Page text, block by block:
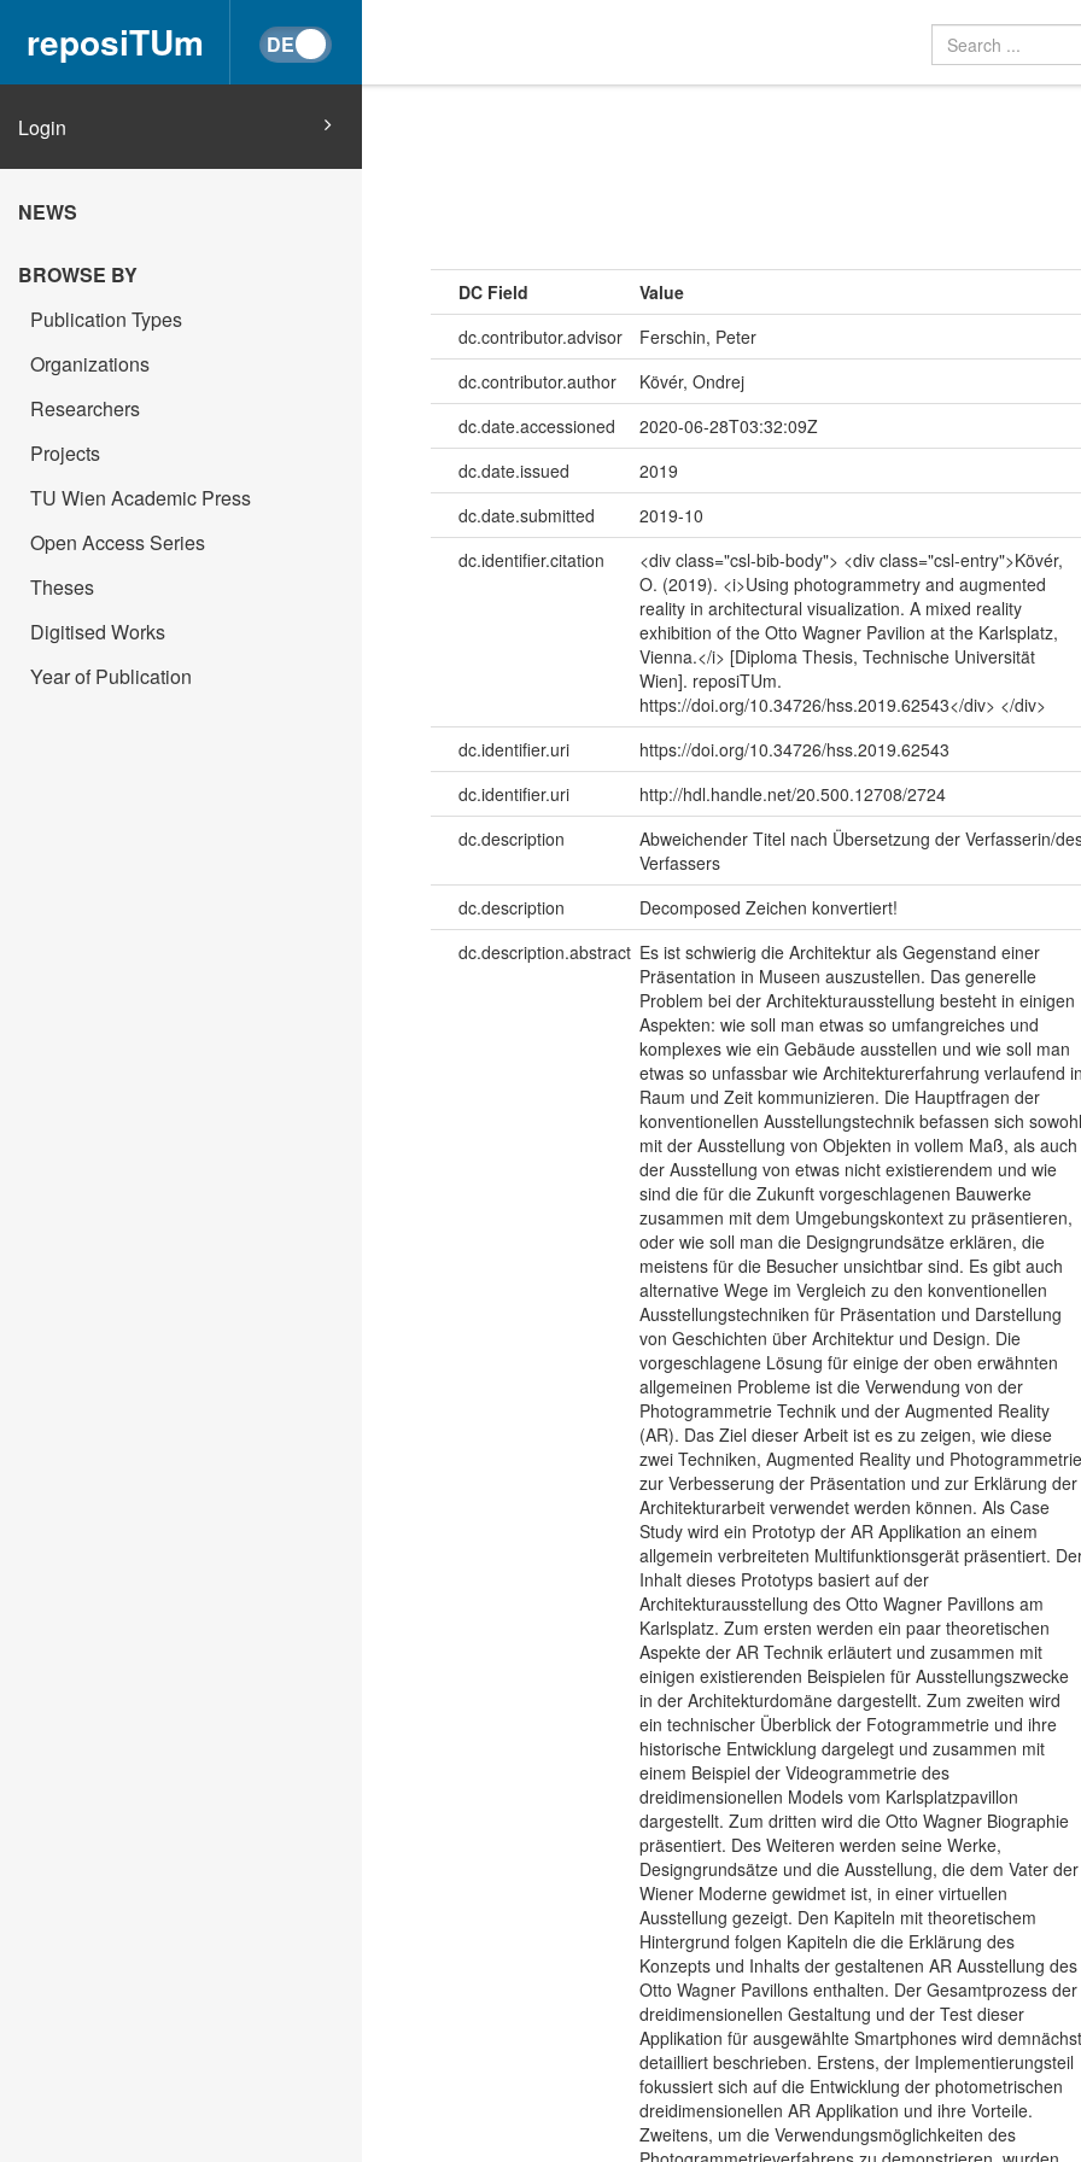
reposiTUm
Login
NEWS
BROWSE BY
Publication Types
Organizations
Researchers
Projects
TU Wien Academic Press
Open Access Series
Theses
Digitised Works
Year of Publication
DC Field
Value
dc.contributor.advisor
Ferschin, Peter
dc.contributor.author
Kövér, Ondrej
dc.date.accessioned
2020-06-28T03:32:09Z
dc.date.issued
2019
dc.date.submitted
2019-10
dc.identifier.citation
<div class="csl-bib-body"> <div class="csl-entry">Kövér,
O. (2019). <i>Using photogrammetry and augmented
reality in architectural visualization. A mixed reality
exhibition of the Otto Wagner Pavilion at the Karlsplatz,
Vienna.</i> [Diploma Thesis, Technische Universität
Wien]. reposiTUm.
https://doi.org/10.34726/hss.2019.62543</div> </div>
dc.identifier.uri
https://doi.org/10.34726/hss.2019.62543
dc.identifier.uri
http://hdl.handle.net/20.500.12708/2724
dc.description
Abweichender Titel nach Übersetzung der Verfasserin/
Verfassers
dc.description
Decomposed Zeichen konvertiert!
dc.description.abstract Es ist schwierig die Architektur als Gegenstand einer
Präsentation in Museen auszustellen. Das generelle
Problem bei der Architekturausstellung besteht in einigen
Aspekten: wie soll man etwas so umfangreiches und
komplexes wie ein Gebäude ausstellen und wie soll man
etwas so unfassbar wie Architekturerfahrung verlaufend
Raum und Zeit kommunizieren. Die Hauptfragen der
konventionellen Ausstellungstechnik befassen sich sowohl
mit der Ausstellung von Objekten in vollem Maß, als auch
der Ausstellung von etwas nicht existierendem und wie
sind die für die Zukunft vorgeschlagenen Bauwerke
zusammen mit dem Umgebungskontext zu präsentieren,
oder wie soll man die Designgrundsätze erklären, die
meistens für die Besucher unsichtbar sind. Es gibt auch
alternative Wege im Vergleich zu den konventionellen
Ausstellungstechniken für Präsentation und Darstellung
von Geschichten über Architektur und Design. Die
vorgeschlagene Lösung für einige der oben erwähnten
allgemeinen Probleme ist die Verwendung von der
Photogrammetrie Technik und der Augmented Reality
(AR). Das Ziel dieser Arbeit ist es zu zeigen, wie diese
zwei Techniken, Augmented Reality und Photogrammetrie
zur Verbesserung der Präsentation und zur Erklärung der
Architekturarbeit verwendet werden können. Als Case
Study wird ein Prototyp der AR Applikation an einem
allgemein verbreiteten Multifunktionsgerät präsentiert.
Inhalt dieses Prototyps basiert auf der
Architekturausstellung des Otto Wagner Pavillons am
Karlsplatz. Zum ersten werden ein paar theoretischen
Aspekte der AR Technik erläutert und zusammen mit
einigen existierenden Beispielen für Ausstellungszwecke
in der Architekturdomäne dargestellt. Zum zweiten wird
ein technischer Überblick der Fotogrammetrie und ihre
historische Entwicklung dargelegt und zusammen mit
einem Beispiel der Videogrammetrie des
dreidimensionellen Models vom Karlsplatzpavillon
dargestellt. Zum dritten wird die Otto Wagner Biographie
präsentiert. Des Weiteren werden seine Werke,
Designgrundsätze und die Ausstellung, die dem Vater der
Wiener Moderne gewidmet ist, in einer virtuellen
Ausstellung gezeigt. Den Kapiteln mit theoretischem
Hintergrund folgen Kapiteln die die Erklärung des
Konzepts und Inhalts der gestaltenen AR Ausstellung des
Otto Wagner Pavillons enthalten. Der Gesamtprozess der
dreidimensionellen Gestaltung und der Test dieser
Applikation für ausgewählte Smartphones wird demnächst
detailliert beschrieben. Erstens, der Implementierungsteil
fokussiert sich auf die Entwicklung der photometrischen
dreidimensionellen AR Applikation und ihre Vorteile.
Zweitens, um die Verwendungsmöglichkeiten des